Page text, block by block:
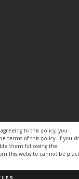
to this policy, you
terms of this policy. If you
them following the
this website cannot be